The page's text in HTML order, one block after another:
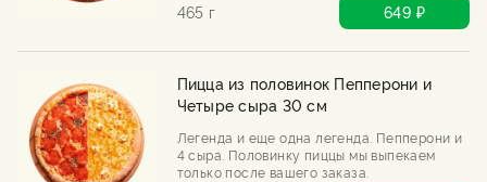
465 г 649 ₽
Пицца из половинок Пепперони и
Четыре сыра 30 см
Легенда и еще одна легенда. Пепперони и
4 сыра. Половинку пиццы мы выпекаем
только после вашего заказа.